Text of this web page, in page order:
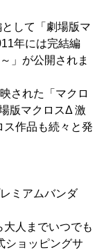
して「劇場版マ
年には完結編
」が公開されま
された「マクロ
版マクロスΔ 激
作品も続々と発
ミアムバンダ
大人までいつでも
ショッピングサ